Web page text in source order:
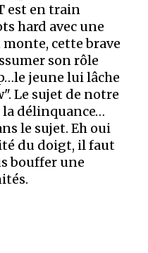
est en train
hard avec une
cette brave
son rôle
jeune lui lâche
Le sujet de notre
délinquance…
le sujet. Eh oui
du doigt, il faut
bouffer une